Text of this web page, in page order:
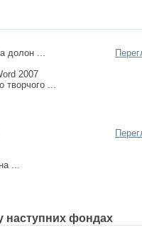
долон ...
2007
творчого ...
...
наступних фондах